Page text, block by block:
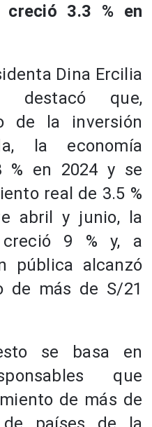
creció 3.3 % en
Dina Ercilia
destacó que,
de la inversión
la economía
% en 2024 y se
real de 3.5 %
abril y junio, la
creció 9 % y, a
pública alcanzó
de más de S/21
se basa en
que
de más de